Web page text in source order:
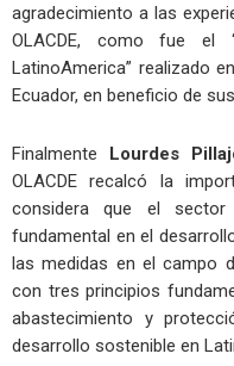
agradecimiento a las
OLACDE, como fue el
LatinoAmerica” realizado
Ecuador, en beneficio de
Finalmente Lourdes
OLACDE recalcó la
considera que el sector
fundamental en el
las medidas en el campo
con tres principios
abastecimiento y
desarrollo sostenible en